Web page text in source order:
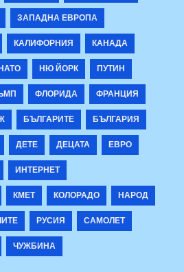
ЗАПАДНА ЕВРОПА
КАЛИФОРНИЯ
КАНАДА
НЮ ЙОРК
ПУТИН
ФЛОРИДА
ФРАНЦИЯ
БЪЛГАРИТЕ
БЪЛГАРИЯ
ДЕТЕ ДЕЦАТА
ЕВРО
ИНТЕРНЕТ
КМЕТ КОЛОРАДО
НАРОД
РУСИЯ
САМОЛЕТ
ЧУЖБИНА